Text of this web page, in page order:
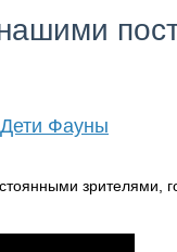
Дети Фауны